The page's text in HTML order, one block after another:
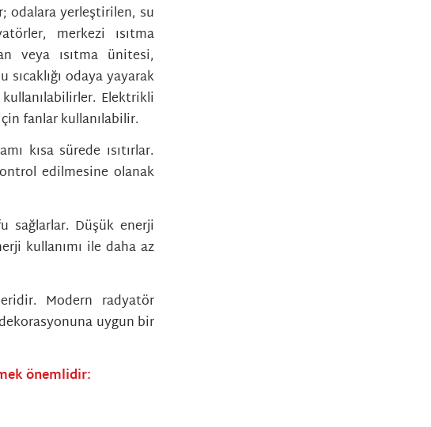
odalara yerleştirilen, su
merkezi ısıtma
veya ısıtma ünitesi,
odaya yayarak
Elektrikli
fanlar kullanılabilir.
kısa sürede ısıtırlar.
edilmesine olanak
sağlarlar. Düşük enerji
kullanımı ile daha az
Modern radyatör
uygun bir
önemlidir: